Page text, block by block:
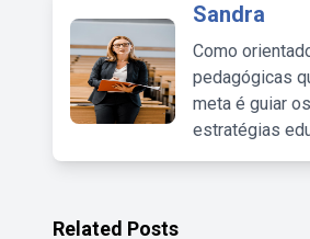
Sandra
Como
pedagógicas
meta é guiar
estratégias
Related Posts